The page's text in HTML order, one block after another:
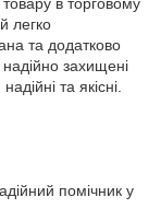
легко
та додатково
захищені
та якісні.
помічник у